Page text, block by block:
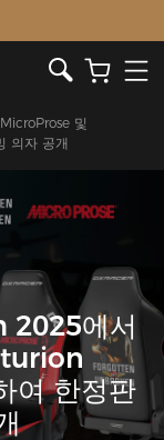
및
의자 공개
2025에서
여 한정판